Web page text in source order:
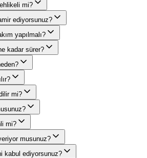
mi?
ediyorsunuz?
yapılmalı?
kadar sürer?
mi?
mi?
musunuz?
kabul ediyorsunuz?